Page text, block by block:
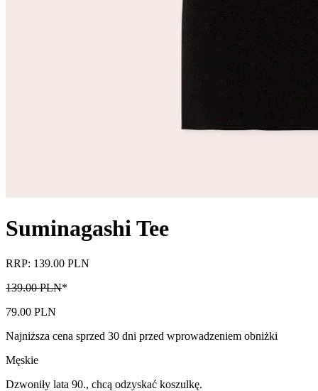
Suminagashi Tee
RRP: 139.00 PLN
139.00 PLN*
79.00 PLN
Najniższa cena sprzed 30 dni przed wprowadzeniem obniżki
Męskie
Dzwoniły lata 90., chcą odzyskać koszulkę.